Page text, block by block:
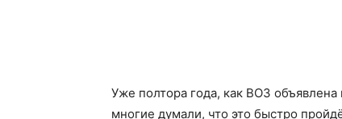
Уже полтора года, как ВОЗ объявлена
многие думали, что это быстро